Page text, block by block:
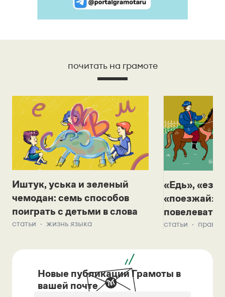
почитать на грамоте
Иштук, уська и зеленый
чемодан: семь способов
поиграть с детьми в слова
статьи жизнь языка
«Едь»,
«поезжай»?
повелевать
статьи
Новые публикации Грамоты в
вашей почте